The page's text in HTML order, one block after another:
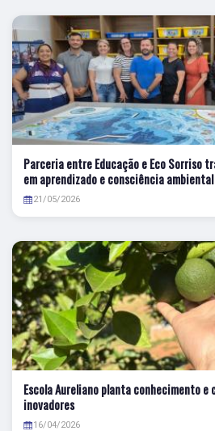
Parceria entre Educação e Eco Sorriso
em aprendizado e consciência ambiental
21/05/2026
Escola Aureliano planta conhecimento
inovadores
16/04/2026